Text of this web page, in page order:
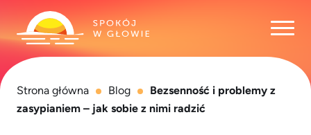
Strona główna Blog
Bezsenność i problemy z
zasypianiem – jak sobie z nimi radzić